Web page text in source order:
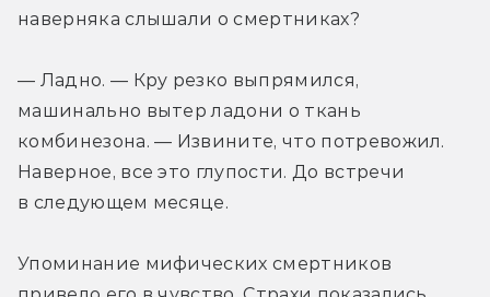
наверняка слышали о смертниках?
— Ладно. — Кру резко выпрямился,
машинально вытер ладони о ткань
комбинезона. — Извините, что потревожил.
Наверное, все это глупости. До встречи
в следующем месяце.
Упоминание мифических смертников